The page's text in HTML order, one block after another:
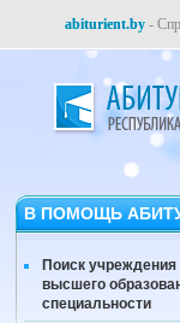
abiturient.by -
В ПОМОЩЬ
Поиск учреждения
высшего
специальности